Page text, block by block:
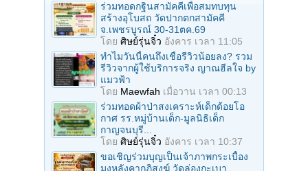
ร่วมทอดกฐินสามัคคีเพื่อสมทบทุน
สร้างอุโบสถ วัดปากตกสามัคคี
จ.เพชรบูรณ์ 30-31ตค.69
โดย ศิษย์รุ่นจิ๋ว อังคาร เวลา 11:05
ทำไมวันนี้คนถึงเชื่อรีวิวน้อยลง? รวม
รีวิวจากผู้ใช้บริการจริง ญาณฮีลใจ by
แมวฟ้า
โดย Maewfah เมื่อวาน เวลา 00:13
ร่วมทอดผ้าป่าสงเคราะห์เด็กด้อยโอ
กาศ รร.หมู่บ้านเด็ก-มูลนิธิเด็ก
กาญจนบุรี...
โดย ศิษย์รุ่นจิ๋ว อังคาร เวลา 10:37
ขอเชิญร่วมบุญเป็นเจ้าภาพกระเบื้อง
มุงหลังคากุฏิสงฆ์ วัดล่องกะเบา